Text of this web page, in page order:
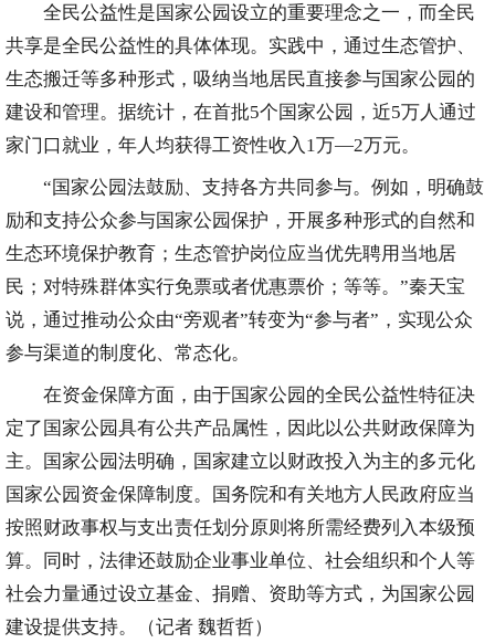
全民公益性是国家公园设立的重要理念之一，而全民
共享是全民公益性的具体体现。实践中，通过生态管护、
生态搬迁等多种形式，吸纳当地居民直接参与国家公园的
建设和管理。据统计，在首批5个国家公园，近5万人通过
家门口就业，年人均获得工资性收入1万—2万元。
“国家公园法鼓励、支持各方共同参与。例如，明确鼓
励和支持公众参与国家公园保护，开展多种形式的自然和
生态环境保护教育；生态管护岗位应当优先聘用当地居
民；对特殊群体实行免票或者优惠票价；等等。”秦天宝
说，通过推动公众由“旁观者”转变为“参与者”，实现公众
参与渠道的制度化、常态化。
在资金保障方面，由于国家公园的全民公益性特征决
定了国家公园具有公共产品属性，因此以公共财政保障为
主。国家公园法明确，国家建立以财政投入为主的多元化
国家公园资金保障制度。国务院和有关地方人民政府应当
按照财政事权与支出责任划分原则将所需经费列入本级预
算。同时，法律还鼓励企业事业单位、社会组织和个人等
社会力量通过设立基金、捐赠、资助等方式，为国家公园
建设提供支持。（记者 魏哲哲）